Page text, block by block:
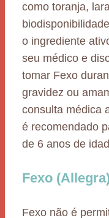
como toranja,
o ingrediente
seu médico e
tomar Fexo
gravidez ou
consulta médica
é recomendado
de 6 anos de
Fexo
Fexo não é